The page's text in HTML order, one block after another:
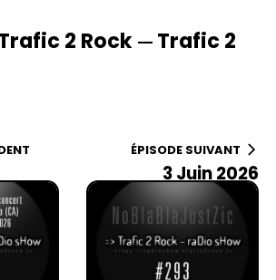
2 Rock—Trafic 2
ÉPISODE SUIVANT
3 Juin 2026